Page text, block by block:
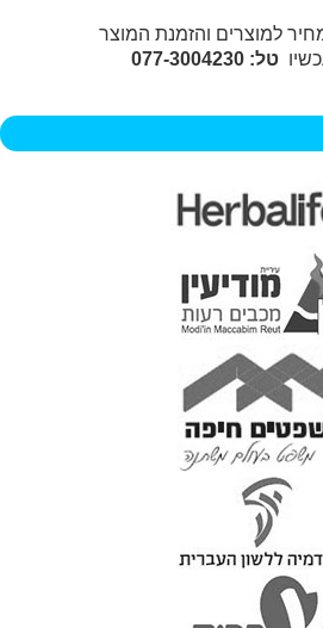
למוצרים והזמנת המוצר
טל: 077-3004230